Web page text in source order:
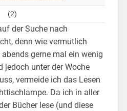
(2)
der Suche nach
denn wie vermutlich
gerne mal ein wenig
jedoch unter der Woche
vermeide ich das Lesen
Da ich in aller
Bücher lese (und diese